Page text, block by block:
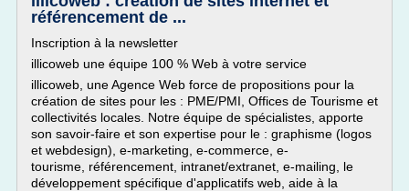
référencement de ...
Inscription à la newsletter
illicoweb une équipe 100 % Web à votre service
illicoweb, une Agence Web force de propositions pour la
création de sites pour les : PME/PMI, Offices de Tourisme et
collectivités locales. Notre équipe de spécialistes, apporte
son savoir-faire et son expertise pour le : graphisme (logos
et webdesign), e-marketing, e-commerce, e-
tourisme, référencement, intranet/extranet, e-mailing, le
développement spécifique d'applicatifs web, aide à la